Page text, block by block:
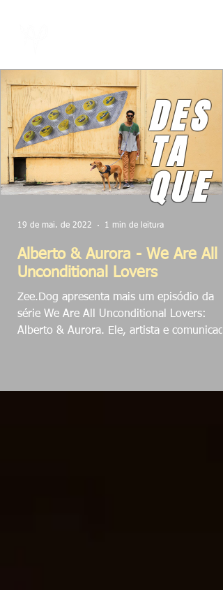
Alberto & Aurora - We Are All
Unconditional Lovers
Zee.Dog apresenta mais um episódio da
série We Are All Unconditional Lovers:
Alberto & Aurora. Ele, artista e comunicador,
19 de mai. de 2022 1 min de leitura
DES
TA
QUE